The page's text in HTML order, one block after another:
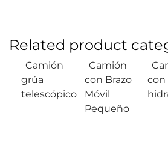
Related product
Camión
grúa
telescópico
Camión
con Brazo
Móvil
Pequeño
con